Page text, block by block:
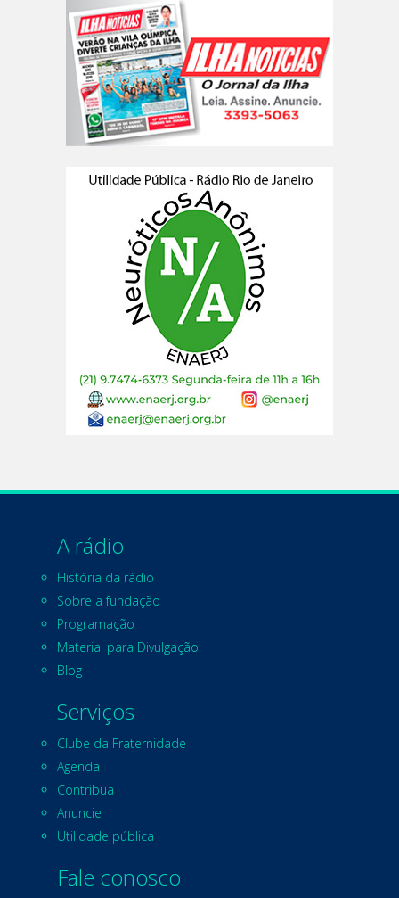
A rádio
História da rádio
Sobre a fundação
Programação
Material para Divulgação
Blog
Serviços
Clube da Fraternidade
Agenda
Contribua
Anuncie
Utilidade pública
Fale conosco